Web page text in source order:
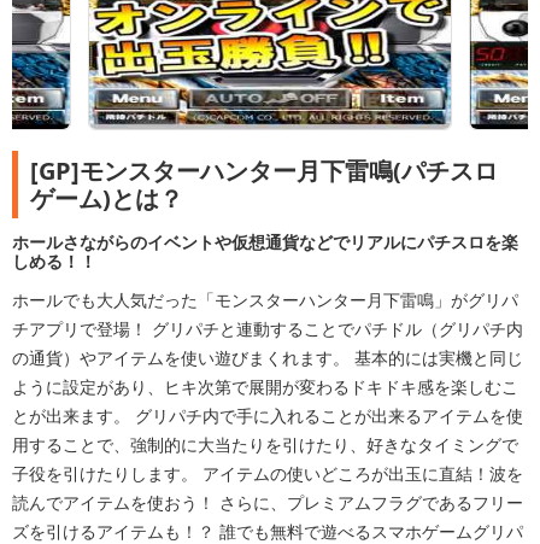
[GP]モンスターハンター月下雷鳴(パチスロ
ゲーム)とは？
ホールさながらのイベントや仮想通貨などでリアルにパチスロを楽
しめる！！
ホールでも大人気だった「モンスターハンター月下雷鳴」がグリパ
チアプリで登場！ グリパチと連動することでパチドル（グリパチ内
の通貨）やアイテムを使い遊びまくれます。 基本的には実機と同じ
ように設定があり、ヒキ次第で展開が変わるドキドキ感を楽しむこ
とが出来ます。 グリパチ内で手に入れることが出来るアイテムを使
用することで、強制的に大当たりを引けたり、好きなタイミングで
子役を引けたりします。 アイテムの使いどころが出玉に直結！波を
読んでアイテムを使おう！ さらに、プレミアムフラグであるフリー
ズを引けるアイテムも！？ 誰でも無料で遊べるスマホゲームグリパ